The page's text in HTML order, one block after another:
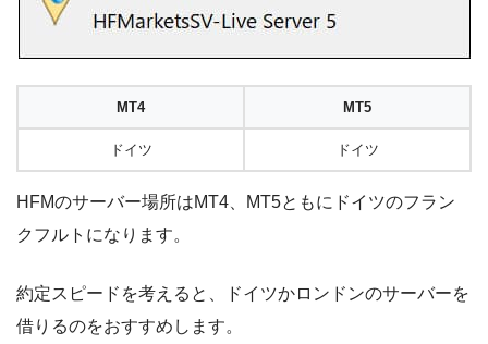
MT4 MT5
ドイツ ドイツ
HFMのサーバー場所はMT4、MT5ともにドイツのフラン
クフルトになります。
約定スピードを考えると、ドイツかロンドンのサーバーを
借りるのをおすすめします。